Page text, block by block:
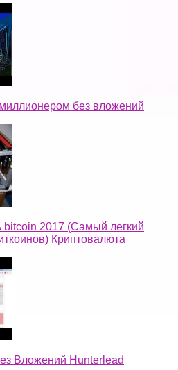
без вложений
bitcoin 2017 (Самый легкий
Криптовалюта
Вложений Hunterlead